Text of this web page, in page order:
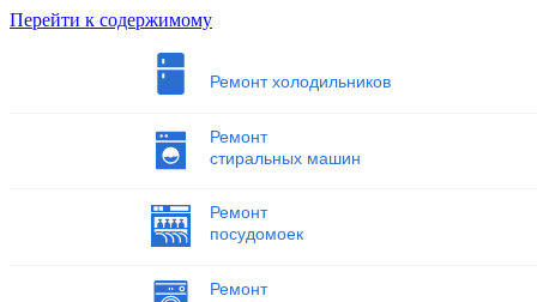
Перейти к содержимому
Ремонт холодильников
Ремонт
стиральных машин
Ремонт
посудомоек
Ремонт